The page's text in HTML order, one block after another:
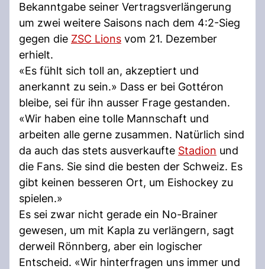
Bekanntgabe seiner Vertragsverlängerung
um zwei weitere Saisons nach dem 4:2-Sieg
gegen die ZSC Lions vom 21. Dezember
erhielt.
«Es fühlt sich toll an, akzeptiert und
anerkannt zu sein.» Dass er bei Gottéron
bleibe, sei für ihn ausser Frage gestanden.
«Wir haben eine tolle Mannschaft und
arbeiten alle gerne zusammen. Natürlich sind
da auch das stets ausverkaufte Stadion und
die Fans. Sie sind die besten der Schweiz. Es
gibt keinen besseren Ort, um Eishockey zu
spielen.»
Es sei zwar nicht gerade ein No-Brainer
gewesen, um mit Kapla zu verlängern, sagt
derweil Rönnberg, aber ein logischer
Entscheid. «Wir hinterfragen uns immer und